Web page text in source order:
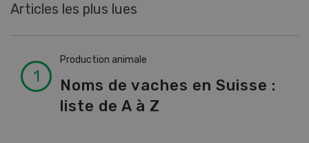
Articles les plus lues
Production animale
Noms de vaches en Suisse :
liste de A à Z